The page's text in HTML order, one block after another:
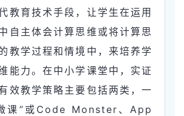
教育技术手段，让学生在运用
自主体会计算思维或将计算思
教学过程和情境中，来培养学
能力。在中小学课堂中，实证
效教学策略主要包括两类，一
课”或Code Monster、App